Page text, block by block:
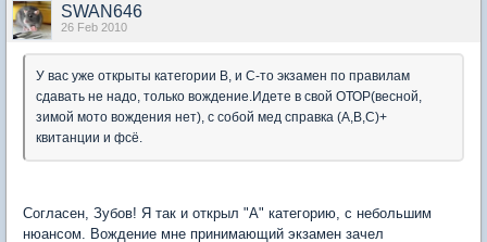
SWAN646
26 Feb 2010
У вас уже открыты категории В, и С-то экзамен по правилам
сдавать не надо, только вождение.Идете в свой ОТОР(весной,
зимой мото вождения нет), с собой мед справка (А,В,С)+
квитанции и фсё.
Согласен, Зубов! Я так и открыл "А" категорию, с небольшим
нюансом. Вождение мне принимающий экзамен зачел